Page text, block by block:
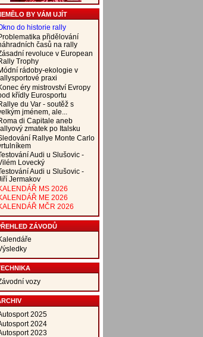
BY VÁM UJÍT
do historie rally
přidělování
časů na rally
revoluce v European
Trophy
rádoby-ekologie v
praxi
éry mistrovství Evropy
křídly Eurosportu
du Var - soutěž s
jménem, ale...
di Capitale aneb
zmatek po Italsku
Rallye Monte Carlo
Audi u Slušovic -
Lovecký
Audi u Slušovic -
Jermakov
MS 2026
ME 2026
MČR 2026
ZÁVODŮ
vozy
2025
2024
2023